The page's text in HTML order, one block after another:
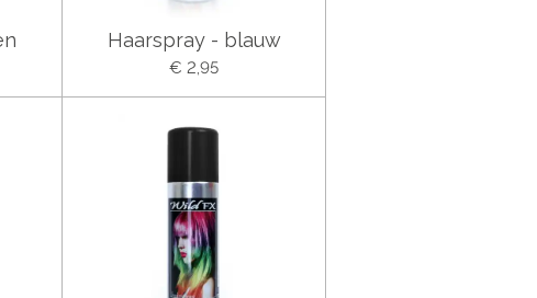
Haarspray - blauw
€ 2,95